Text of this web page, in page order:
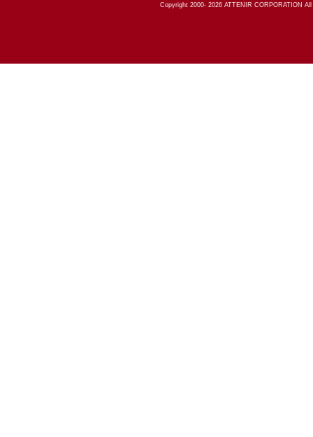
Copyright 2000- 2026ATTENIR CORPORATION